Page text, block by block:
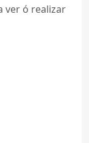
ver ó realizar